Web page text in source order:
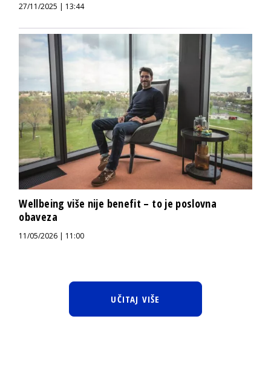
27/11/2025 | 13:44
Wellbeing više nije benefit – to je poslovna
obaveza
11/05/2026 | 11:00
UČITAJ VIŠE